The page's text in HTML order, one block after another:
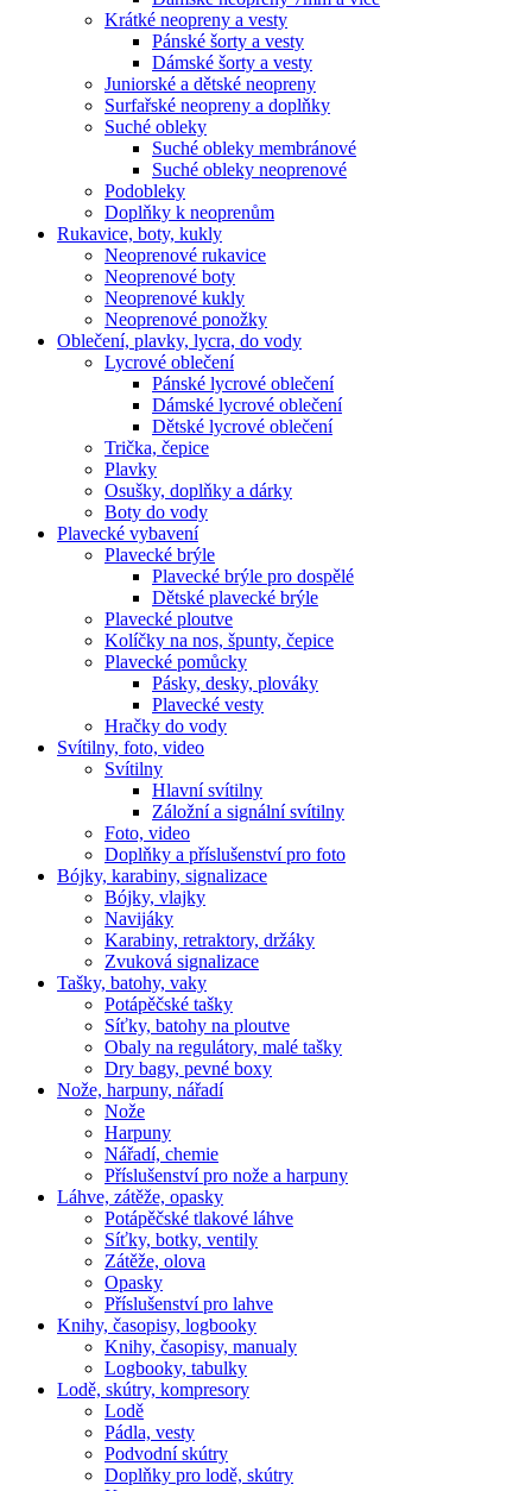
Krátké neopreny a vesty
Pánské šorty a vesty
Dámské šorty a vesty
Juniorské a dětské neopreny
Surfařské neopreny a doplňky
Suché obleky
Suché obleky membránové
Suché obleky neoprenové
Podobleky
Doplňky k neoprenům
Rukavice, boty, kukly
Neoprenové rukavice
Neoprenové boty
Neoprenové kukly
Neoprenové ponožky
Oblečení, plavky, lycra, do vody
Lycrové oblečení
Pánské lycrové oblečení
Dámské lycrové oblečení
Dětské lycrové oblečení
Trička, čepice
Plavky
Osušky, doplňky a dárky
Boty do vody
Plavecké vybavení
Plavecké brýle
Plavecké brýle pro dospělé
Dětské plavecké brýle
Plavecké ploutve
Kolíčky na nos, špunty, čepice
Plavecké pomůcky
Pásky, desky, plováky
Plavecké vesty
Hračky do vody
Svítilny, foto, video
Svítilny
Hlavní svítilny
Záložní a signální svítilny
Foto, video
Doplňky a příslušenství pro foto
Bójky, karabiny, signalizace
Bójky, vlajky
Navijáky
Karabiny, retraktory, držáky
Zvuková signalizace
Tašky, batohy, vaky
Potápěčské tašky
Síťky, batohy na ploutve
Obaly na regulátory, malé tašky
Dry bagy, pevné boxy
Nože, harpuny, nářadí
Nože
Harpuny
Nářadí, chemie
Příslušenství pro nože a harpuny
Láhve, zátěže, opasky
Potápěčské tlakové láhve
Síťky, botky, ventily
Zátěže, olova
Opasky
Příslušenství pro lahve
Knihy, časopisy, logbooky
Knihy, časopisy, manualy
Logbooky, tabulky
Lodě, skútry, kompresory
Lodě
Pádla, vesty
Podvodní skútry
Doplňky pro lodě, skútry